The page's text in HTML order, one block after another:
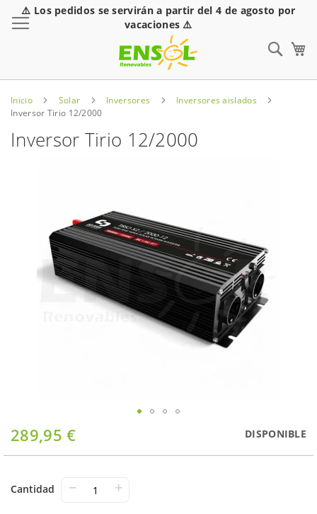
⚠️ Los pedidos se servirán a partir del 4 de agosto por
vacaciones ⚠️
Inicio Solar Inversores
Inversores aislados
Inversor Tirio 12/2000
Inversor Tirio 12/2000
289,95 € DISPONIBLE
Cantidad − +
imágenes
Saltar
al
comienzo
la